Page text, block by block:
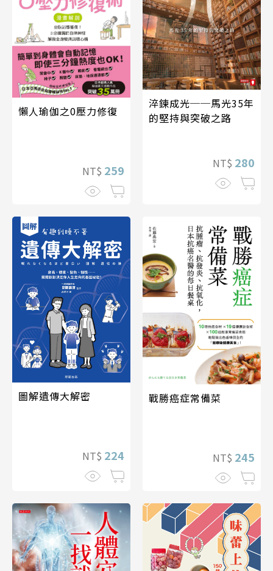
懶人瑜伽之0壓力修復
NT$ 259
淬鍊成光──馬光35年
的堅持與突破之路
NT$ 280
圖解遺傳大解密
NT$ 224
戰勝癌症常備菜
NT$ 245